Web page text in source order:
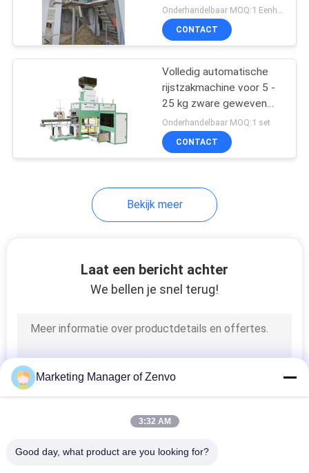
graandrogerij met 30
ton/uur
Onderhandelbaar MOQ:1 Eenheid
CONTACT
Volledig automatische
rijstzakmachine voor 5 -
25 kg zware geweven
zak
Onderhandelbaar MOQ:1 set
CONTACT
Bekijk meer
Laat een bericht achter
We bellen je snel terug!
Marketing Manager of Zenvo
3:32 AM
Good day, what product are you looking for?